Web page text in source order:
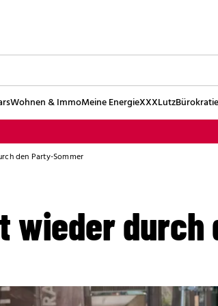
Wohnen & ImmoMeine EnergieXXXLutz
den Party-Sommer
wieder